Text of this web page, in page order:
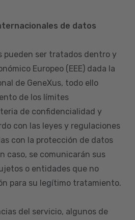
de datos
pueden ser tratados dentro y
Europeo (EEE) dada la
de GeneXus, todo ello
de los límites
de confidencialidad y
con las leyes y regulaciones
con la protección de datos
caso, se comunicarán sus
o entidades que no
para su legítimo tratamiento.
del servicio, algunos de